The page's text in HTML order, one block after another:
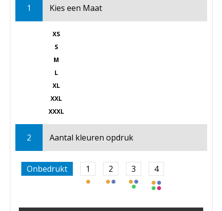
1 Kies een Maat
XS
S
M
L
XL
XXL
XXXL
2 Aantal kleuren opdruk
Onbedrukt 1 2 3 4